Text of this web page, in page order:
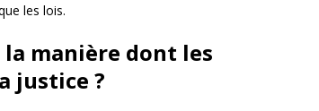
les lois.
manière dont les
justice ?